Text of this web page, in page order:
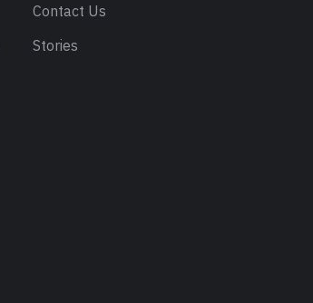
Contact Us
Stories